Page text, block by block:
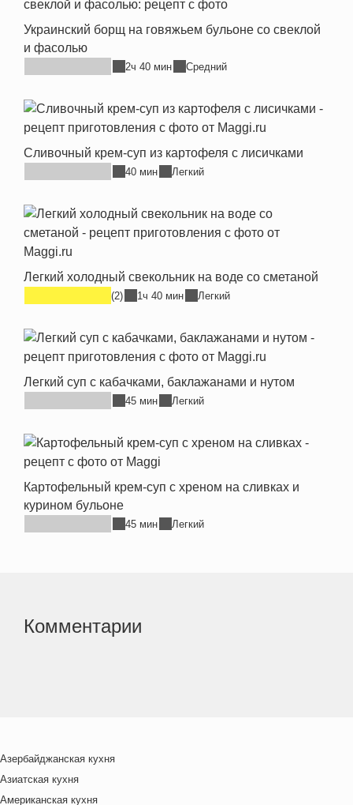
Украинский борщ на говяжьем бульоне со свеклой
и фасолью
2ч 40 мин Средний
Сливочный крем-суп из картофеля с лисичками
40 мин Легкий
Легкий холодный свекольник на воде со сметаной
(2) 1ч 40 мин Легкий
Легкий суп с кабачками, баклажанами и нутом
45 мин Легкий
Картофельный крем-суп с хреном на сливках и
курином бульоне
45 мин Легкий
Комментарии
Азербайджанская кухня
Азиатская кухня
Американская кухня